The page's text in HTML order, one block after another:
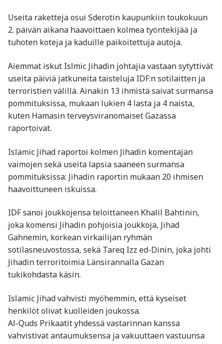
Useita raketteja osui Sderotin kaupunkiin toukokuun
2. päivän aikana haavoittaen kolmea työntekijää ja
tuhoten koteja ja kaduille paikoitettuja autoja.
Aiemmat iskut Islmic Jihadin johtajia vastaan sytyttivät
useita päiviä jatkuneita taisteluja IDF:n sotilaitten ja
terroristien välillä. Ainakin 13 ihmistä saivat surmansa
pommituksissa, mukaan lukien 4 lasta ja 4 naista,
kuten Hamasin terveysviranomaiset Gazassa
raportoivat.
Islamic Jihad raportoi kolmen Jihadin komentajan
vaimojen sekä useita lapsia saaneen surmansa
pommituksissa: Jihadin raportin mukaan 20 ihmisen
haavoittuneen iskuissa.
IDF sanoi joukkojensa teloittaneen Khalil Bahtinin,
joka komensi Jihadin pohjoisia joukkoja, Jihad
Gahnemin, korkean virkailijan ryhmän
sotilasneuvostossa, sekä Tareq Izz ed-Dinin, joka johti
Jihadin terroritoimia Länsirannalla Gazan
tukikohdasta käsin.
Islamic Jihad vahvisti myöhemmin, että kyseiset
henkilöt olivat kuolleiden joukossa.
Al-Quds Prikaatit yhdessä vastarinnan kanssa
vahvistivat antaumuksensa ja vakuuttaen vastuunsa